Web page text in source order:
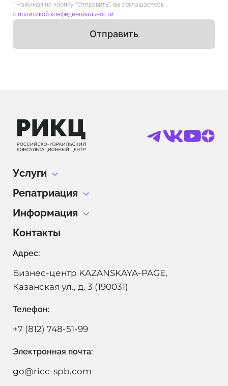
Отправить
* Нажимая на кнопку “Отправить”, вы соглашаетесь
с политикой конфиденциальности
Услуги
Гражданство Израиля без проживания в Израиле
Израильское гражданство
Репатриация в Израиль
Гражданство Израиля по ДНК тесту
Репатриация
Репатриация с детьми
Отдел репатриации
Алия в Израиле
Поиск еврейских корней
Информация
Блог
Теудат Зеут
Даркон
Партнерская программа
Контакты
Адрес:
Бизнес-центр KAZANSKAYA-PAGE,
Казанская ул., д. 3 (190031)
Телефон:
+7 (812) 748-51-99
Электронная почта:
go@ricc-spb.com